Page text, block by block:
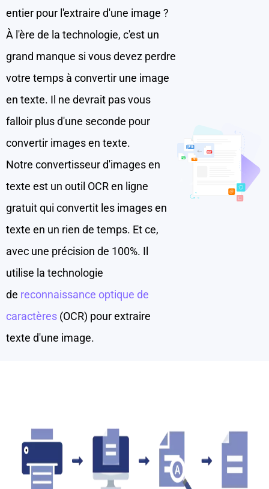
entier pour l'extraire d'une image ?
À l'ère de la technologie, c'est un
grand manque si vous devez perdre
votre temps à convertir une image
en texte. Il ne devrait pas vous
falloir plus d'une seconde pour
convertir images en texte.
Notre convertisseur d'images en
texte est un outil OCR en ligne
gratuit qui convertit les images en
texte en un rien de temps. Et ce,
avec une précision de 100%. Il
utilise la technologie
de reconnaissance optique de
caractères (OCR) pour extraire
texte d'une image.